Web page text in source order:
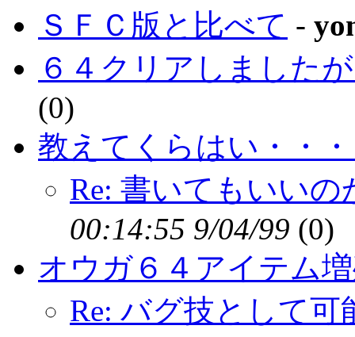
ＳＦＣ版と比べて -
６４クリアしました
(0)
教えてくらはい・・
Re: 書いてもいいの
00:14:55 9/04/99 (0)
オウガ６４アイテム
Re: バグ技として可